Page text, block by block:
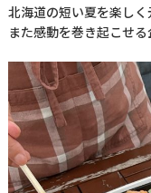
北海道の短い夏を楽し
また感動を巻き起こせ